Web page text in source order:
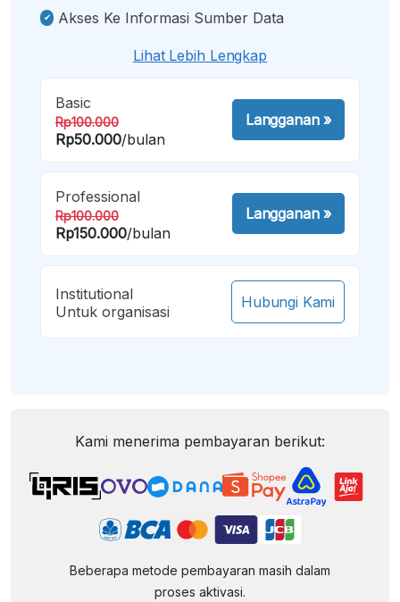
Akses Ke Informasi Sumber Data
Lihat Lebih Lengkap
Basic
Rp100.000
Rp50.000/bulan
Langganan»
Professional
Rp100.000
Rp150.000/bulan
Langganan»
Institutional
Untuk organisasi
Hubungi Kami
Kami menerima pembayaran berikut:
Beberapa metode pembayaran masih dalam
proses aktivasi.